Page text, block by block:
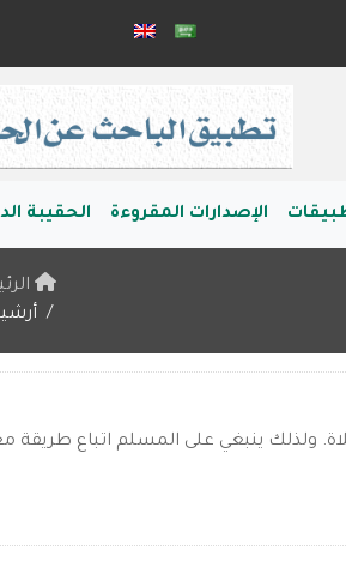
الإصدارات المقروءة الحقيبة
ولذلك ينبغي على المسلم اتباع طريقة